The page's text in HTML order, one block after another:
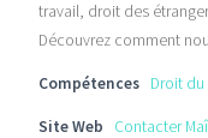
travail, droit des
Découvrez comment
Compétences Droit
Site Web Contacter